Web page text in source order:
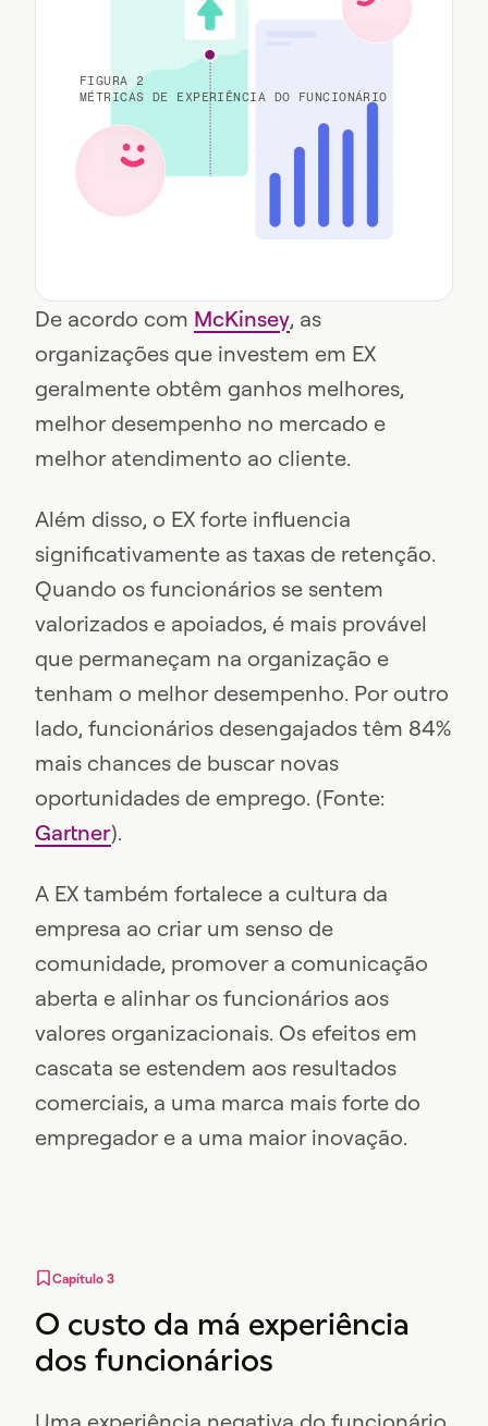
FIGURA 2
MÉTRICAS DE EXPERIÊNCIA DO FUNCIONÁRIO
De acordo com McKinsey, as
organizações que investem em EX
geralmente obtêm ganhos melhores,
melhor desempenho no mercado e
melhor atendimento ao cliente.
Além disso, o EX forte influencia
significativamente as taxas de retenção.
Quando os funcionários se sentem
valorizados e apoiados, é mais provável
que permaneçam na organização e
tenham o melhor desempenho. Por outro
lado, funcionários desengajados têm 84%
mais chances de buscar novas
oportunidades de emprego. (Fonte:
Gartner).
A EX também fortalece a cultura da
empresa ao criar um senso de
comunidade, promover a comunicação
aberta e alinhar os funcionários aos
valores organizacionais. Os efeitos em
cascata se estendem aos resultados
comerciais, a uma marca mais forte do
empregador e a uma maior inovação.
Capítulo 3
O custo da má experiência
dos funcionários